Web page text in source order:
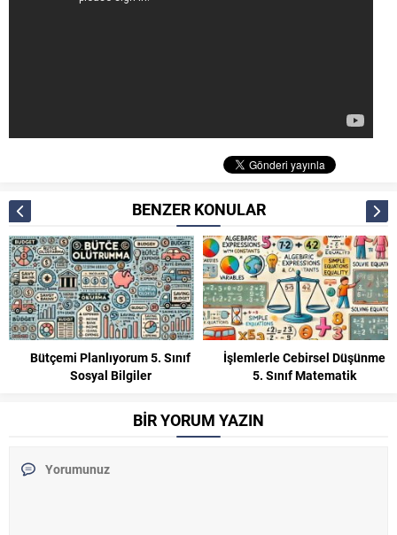
BENZER KONULAR
İşlemlerle Cebirsel Düşünme
5. Sınıf Matematik
3. Sınıf Doğal Sayılar Konu
Anlatımı Matematik
BİR YORUM YAZIN